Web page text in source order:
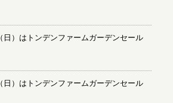
日）はトンデンファームガーデンセール
日）はトンデンファームガーデンセール